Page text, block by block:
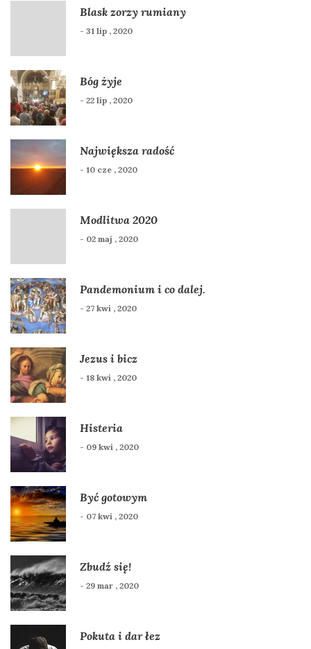
Blask zorzy rumiany
- 31 lip , 2020
Bóg żyje
- 22 lip , 2020
Największa radość
- 10 cze , 2020
Modlitwa 2020
- 02 maj , 2020
Pandemonium i co dalej.
- 27 kwi , 2020
Jezus i bicz
- 18 kwi , 2020
Histeria
- 09 kwi , 2020
Być gotowym
- 07 kwi , 2020
Zbudź się!
- 29 mar , 2020
Pokuta i dar łez